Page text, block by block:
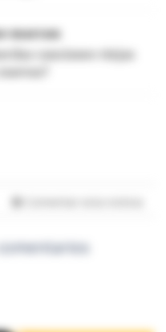
marcan
canciones viejas